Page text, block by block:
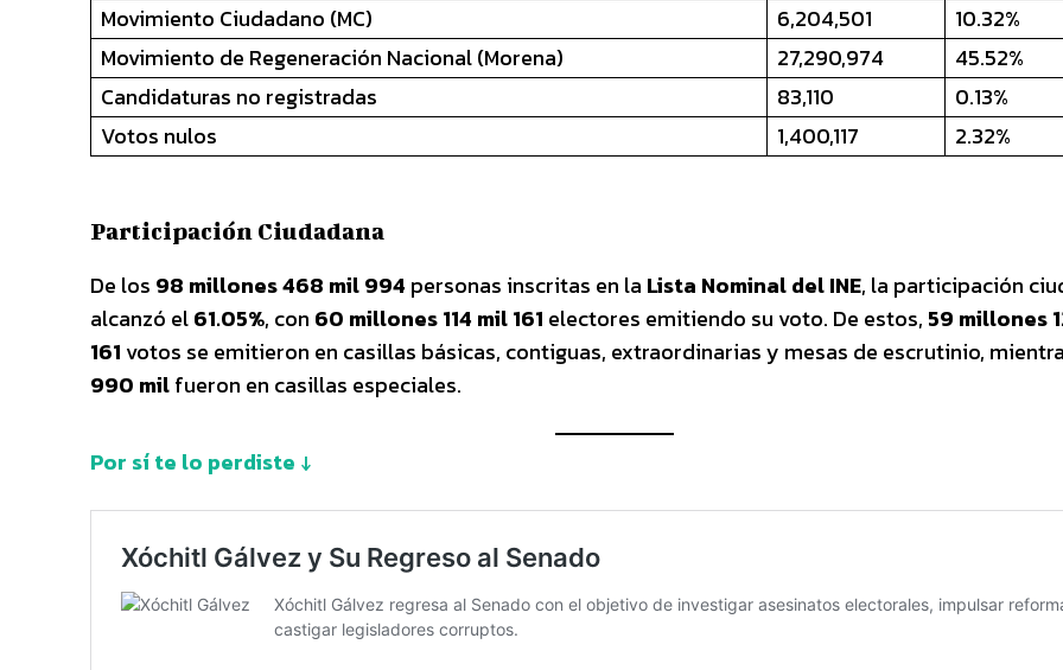
Movimiento Ciudadano (MC)
6,204,501
10.32%
Movimiento de Regeneración Nacional (Morena)
27,290,974
45.52%
Candidaturas no registradas
83,110
0.13%
Votos nulos
1,400,117 2.32%
Participación Ciudadana
De los 98 millones 468 mil 994 personas inscritas en la Lista Nominal del INE, la participación
alcanzó el61.05%, con 60 millones 114 mil 161 electores emitiendo su voto. De estos, 59 millones
161 votos se emitieron en casillas básicas, contiguas, extraordinarias y mesas de escrutinio,
990 milfueron en casillas especiales.
Por sí te lo perdiste ↓